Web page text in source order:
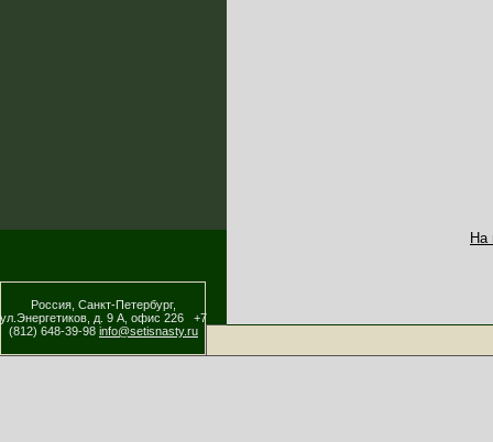
На
Россия, Санкт-Петербург,
ул.Энергетиков, д. 9 А, офис 226 +7
(812) 648-39-98 info@setisnasty.ru